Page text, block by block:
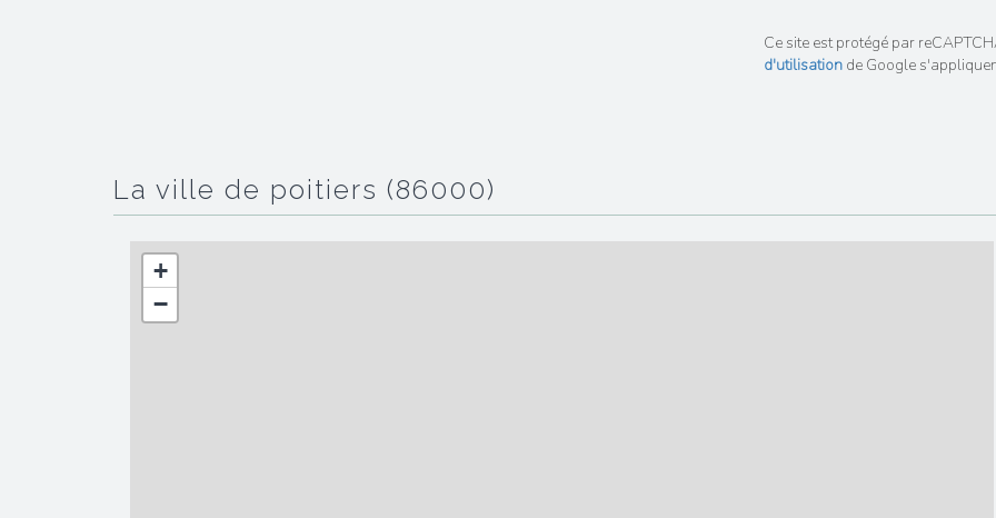
Ce site est protégé par
d'utilisation de Google
la ville de poitiers (86000)
+
−